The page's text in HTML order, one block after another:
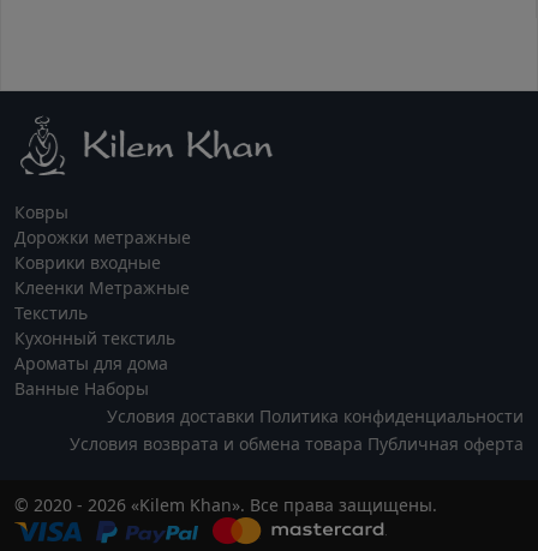
Ковры
Дорожки метражные
Коврики входные
Клеенки Метражные
Текстиль
Кухонный текстиль
Ароматы для дома
Ванные Наборы
Условия доставки Политика конфиденциальности
Условия возврата и обмена товара Публичная оферта
© 2020 - 2026 «Kilem Khan». Все права защищены.